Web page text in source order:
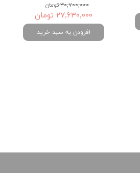
۳۰,۷۰۰,۰۰۰ تومان
۲۷,۶۳۰,۰۰۰ تومان
افزودن به سبد خرید